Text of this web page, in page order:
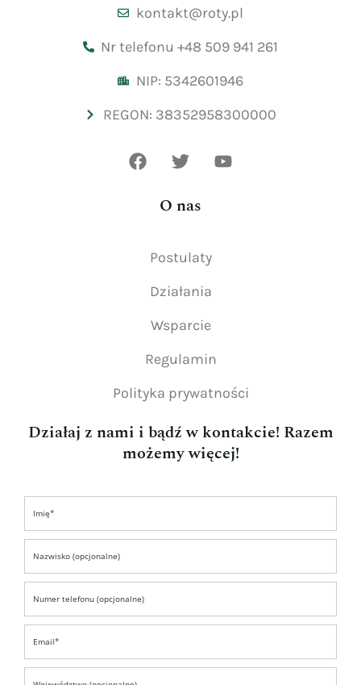
kontakt@roty.pl
Nr telefonu +48 509 941 261
NIP: 5342601946
REGON: 38352958300000
O nas
Postulaty
Działania
Wsparcie
Regulamin
Polityka prywatności
Działaj z nami i bądź w kontakcie! Razem
możemy więcej!